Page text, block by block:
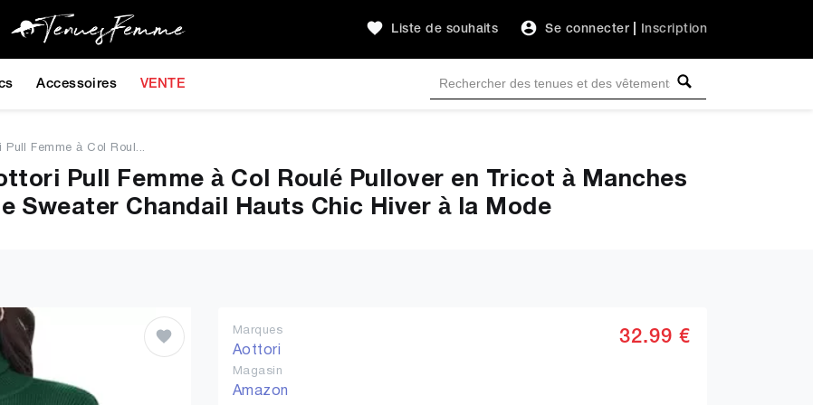
Liste de souhaits Se connecter Inscription
Accessoires VENTE
Pull Femme à Col Roul...
Pull Femme à Col Roulé Pullover en Tricot à Manches
Sweater Chandail Hauts Chic Hiver à la Mode
Marques
Aottori
Magasin
Amazon
32.99 €